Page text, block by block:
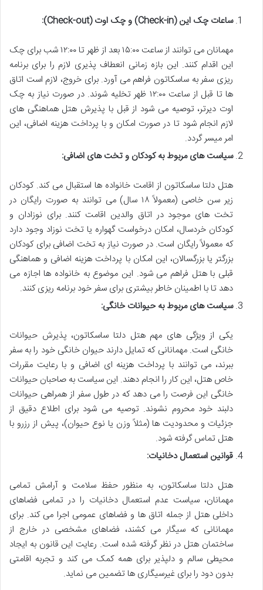
ساعات چک این (Check-in) و چک اوت (Check-out):
مهمانان می توانند از ساعت ۱۵:۰۰ بعد از ظهر تا ۱۲:۰۰ شب برای چک
این اقدام کنند. این بازه زمانی انعطاف پذیری لازم را برای برنامه
ریزی سفر به ساسکاتون فراهم می آورد. برای خروج، لازم است اتاق
ها تا قبل از ساعت ۱۲:۰۰ ظهر تخلیه شوند. در صورت نیاز به چک
اوت دیرتر، توصیه می شود از قبل با پذیرش هتل هماهنگی های
لازم انجام شود تا در صورت امکان و با پرداخت هزینه اضافی، این
امر میسر گردد.
سیاست های مربوط به کودکان و تخت های اضافی:
هتل دلتا ساسکاتون از اقامت خانواده ها استقبال می کند. کودکان
زیر سن خاصی (معمولاً ۱۸ سال) می توانند به صورت رایگان در
تخت های موجود در اتاق والدین اقامت کنند. برای نوزادان و
کودکان خردسال، امکان درخواست گهواره یا تخت نوزاد وجود دارد
که معمولاً رایگان است. در صورت نیاز به تخت اضافی برای کودکان
بزرگتر یا بزرگسالان، این امکان با پرداخت هزینه اضافی و هماهنگی
قبلی با هتل فراهم می شود. این موضوع به خانواده ها اجازه می
دهد تا با اطمینان خاطر بیشتری برای سفر خود برنامه ریزی کنند.
سیاست های مربوط به حیوانات خانگی:
یکی از ویژگی های مهم هتل دلتا ساسکاتون، پذیرش حیوانات
خانگی است. مهمانانی که تمایل دارند حیوان خانگی خود را به سفر
ببرند، می توانند با پرداخت هزینه ای اضافی و با رعایت مقررات
خاص هتل، این کار را انجام دهند. این سیاست به صاحبان حیوانات
خانگی این فرصت را می دهد که در طول سفر از همراهی حیوانات
دلبند خود محروم نشوند. توصیه می شود برای اطلاع دقیق از
جزئیات و محدودیت ها (مثلاً وزن یا نوع حیوان)، پیش از رزرو با
هتل تماس گرفته شود.
قوانین استعمال دخانیات:
هتل دلتا ساسکاتون، به منظور حفظ سلامت و آرامش تمامی
مهمانان، سیاست عدم استعمال دخانیات را در تمامی فضاهای
داخلی هتل از جمله اتاق ها و فضاهای عمومی اجرا می کند. برای
مهمانانی که سیگار می کشند، فضاهای مشخصی در خارج از
ساختمان هتل در نظر گرفته شده است. رعایت این قانون به ایجاد
محیطی سالم و دلپذیر برای همه کمک می کند و تجربه اقامتی
بدون دود را برای غیرسیگاری ها تضمین می نماید.